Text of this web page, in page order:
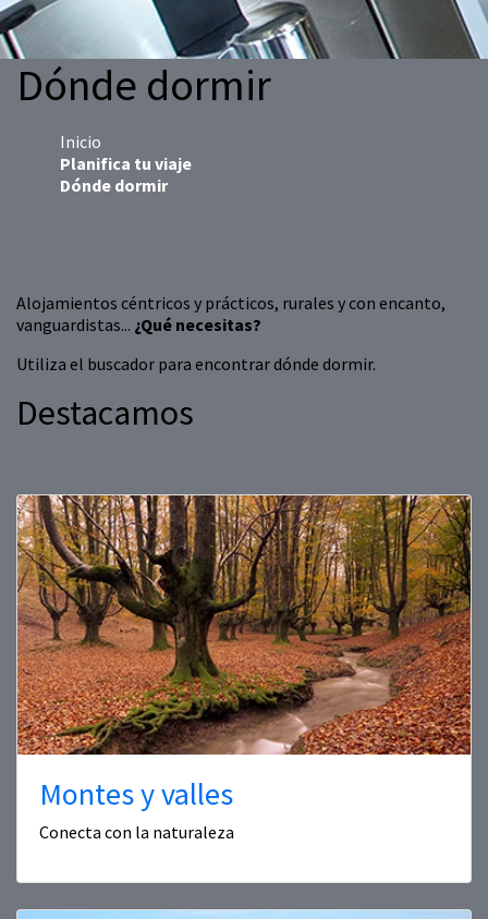
Dónde dormir
Inicio
Planifica tu viaje
Dónde dormir
Alojamientos céntricos y prácticos, rurales y con encanto,
vanguardistas... ¿Qué necesitas?
Utiliza el buscador para encontrar dónde dormir.
Destacamos
Montes y valles
Conecta con la naturaleza